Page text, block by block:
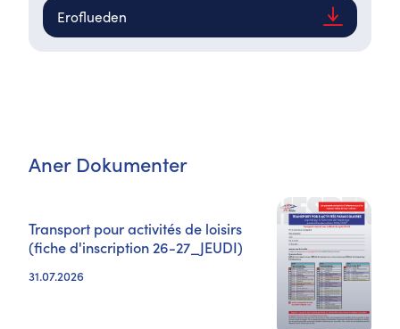
Eroflueden
Aner Dokumenter
Transport pour activités de loisirs
(fiche d'inscription 26-27_JEUDI)
31.07.2026